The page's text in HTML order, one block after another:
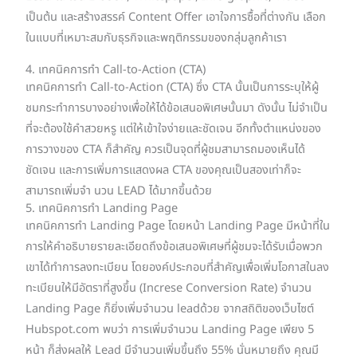
เป็นต้น และสร้างสรรค์ Content Offer เอาใจการซื้อที่ต่างกัน เลือก
ในแบบที่เหมาะสมกับธุรกิจและพฤติกรรมของกลุ่มลูกค้าเรา
4. เทคนิคการทำ Call-to-Action (CTA)
เทคนิคการทำ Call-to-Action (CTA) ซึ่ง CTA นั้นเป็นการระบุให้ผู้
ชมกระทำการบางอย่างเพื่อให้ได้ข้อเสนอพิเศษนั้นมา ดังนั้น ไม่จำเป็น
ที่จะต้องใช้คำสวยหรู แต่ให้เข้าใจง่ายและชัดเจน อีกทั้งตำแหน่งของ
การวางของ CTA ก็สำคัญ ควรเป็นจุดที่ผู้ชมสามารถมองเห็นได้
ชัดเจน และการเพิ่มการแสดงผล CTA ของคุณเป็นสองเท่าก็จะ
สามารถเพิ่มจำ นวน LEAD ได้มากขึ้นด้วย
5. เทคนิคการทำ Landing Page
เทคนิคการทำ Landing Page โดยหน้า Landing Page มีหน้าที่ใน
การให้คำอธิบายรายละเอียดถึงข้อเสนอพิเศษที่ผู้ชมจะได้รับเมื่อพวก
เขาได้ทำการลงทะเบียน โดยองค์ประกอบที่สำคัญเพื่อเพิ่มโอกาสในลง
ทะเบียนให้มีอัตราที่สูงขึ้น (Increse Conversion Rate) จำนวน
Landing Page ก็ยิ่งเพิ่มจำนวน leadด้วย จากสถิติของเว็บไซต์
Hubspot.com พบว่า การเพิ่มจำนวน Landing Page เพียง 5
หน้า ก็ส่งผลให้ Lead มีจำนวนเพิ่มขึ้นถึง 55% นั่นหมายถึง คุณมี